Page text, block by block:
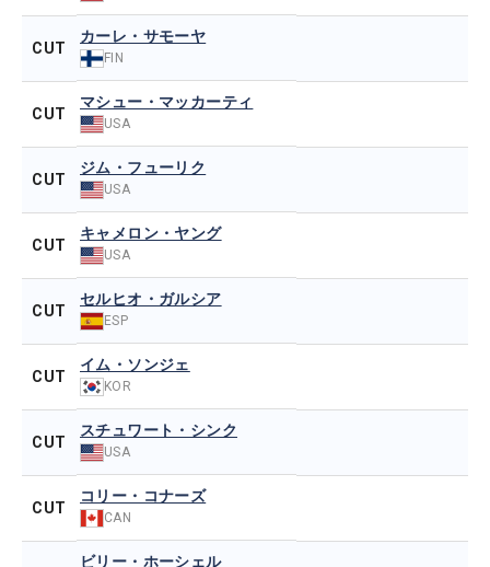
CUT
カーレ・サモーヤ
FIN
CUT
マシュー・マッカーティ
USA
CUT
ジム・フューリク
USA
CUT
キャメロン・ヤング
USA
CUT
セルヒオ・ガルシア
ESP
CUT
イム・ソンジェ
KOR
CUT
スチュワート・シンク
USA
CUT
コリー・コナーズ
CAN
ビリー・ホーシェル